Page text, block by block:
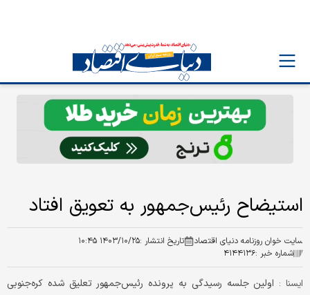
استیضاح رئیس‌جمهور به تعویق افتاد
سایت خوان روزنامه دنیای اقتصاد تاریخ انتشار :۱۴۰۳/۱۰/۲۵ ۱۰:۴۵
شماره خبر :۴۱۴۴۱۳۶
ايسنا : اولین جلسه رسیدگی به پرونده رئیس‌جمهور تعلیق شده کره‌جنوبی